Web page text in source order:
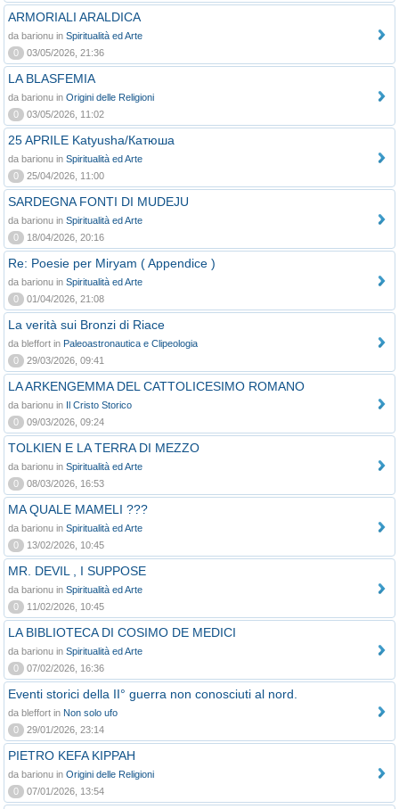
ARMORIALI ARALDICA
da barionu in Spiritualità ed Arte
0
03/05/2026, 21:36
LA BLASFEMIA
da barionu in Origini delle Religioni
0
03/05/2026, 11:02
25 APRILE Katyusha/Катюша
da barionu in Spiritualità ed Arte
0
25/04/2026, 11:00
SARDEGNA FONTI DI MUDEJU
da barionu in Spiritualità ed Arte
0
18/04/2026, 20:16
Re: Poesie per Miryam ( Appendice )
da barionu in Spiritualità ed Arte
0
01/04/2026, 21:08
La verità sui Bronzi di Riace
da bleffort in Paleoastronautica e Clipeologia
0
29/03/2026, 09:41
LA ARKENGEMMA DEL CATTOLICESIMO ROMANO
da barionu in Il Cristo Storico
0
09/03/2026, 09:24
TOLKIEN E LA TERRA DI MEZZO
da barionu in Spiritualità ed Arte
0
08/03/2026, 16:53
MA QUALE MAMELI ???
da barionu in Spiritualità ed Arte
0
13/02/2026, 10:45
MR. DEVIL , I SUPPOSE
da barionu in Spiritualità ed Arte
0
11/02/2026, 10:45
LA BIBLIOTECA DI COSIMO DE MEDICI
da barionu in Spiritualità ed Arte
0
07/02/2026, 16:36
Eventi storici della II° guerra non conosciuti al nord.
da bleffort in Non solo ufo
0
29/01/2026, 23:14
PIETRO KEFA KIPPAH
da barionu in Origini delle Religioni
0
07/01/2026, 13:54